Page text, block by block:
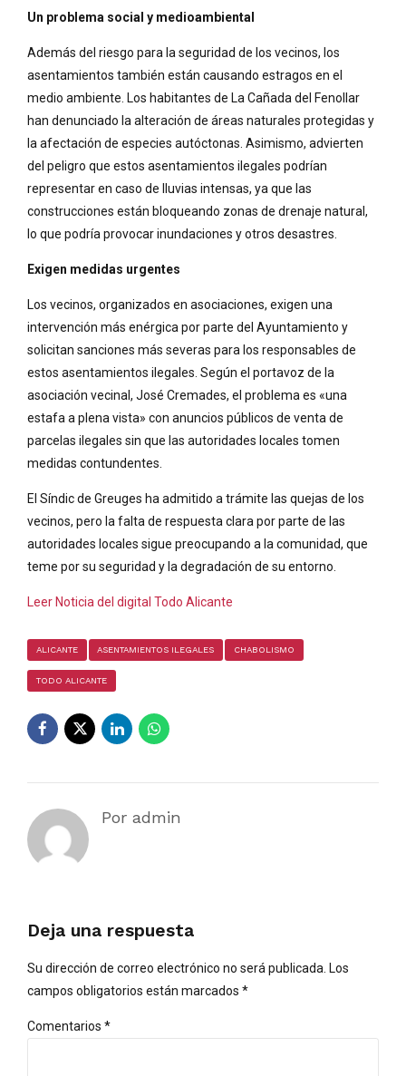
Un problema social y medioambiental
Además del riesgo para la seguridad de los vecinos, los
asentamientos también están causando estragos en el
medio ambiente. Los habitantes de La Cañada del Fenollar
han denunciado la alteración de áreas naturales protegidas y
la afectación de especies autóctonas. Asimismo, advierten
del peligro que estos asentamientos ilegales podrían
representar en caso de lluvias intensas, ya que las
construcciones están bloqueando zonas de drenaje natural,
lo que podría provocar inundaciones y otros desastres.
Exigen medidas urgentes
Los vecinos, organizados en asociaciones, exigen una
intervención más enérgica por parte del Ayuntamiento y
solicitan sanciones más severas para los responsables de
estos asentamientos ilegales. Según el portavoz de la
asociación vecinal, José Cremades, el problema es «una
estafa a plena vista» con anuncios públicos de venta de
parcelas ilegales sin que las autoridades locales tomen
medidas contundentes.
El Síndic de Greuges ha admitido a trámite las quejas de los
vecinos, pero la falta de respuesta clara por parte de las
autoridades locales sigue preocupando a la comunidad, que
teme por su seguridad y la degradación de su entorno.
Leer Noticia del digital Todo Alicante
ALICANTE ASENTAMIENTOS ILEGALES CHABOLISMO
TODO ALICANTE
Por admin
Deja una respuesta
Su dirección de correo electrónico no será publicada. Los
campos obligatorios están marcados *
Comentarios *